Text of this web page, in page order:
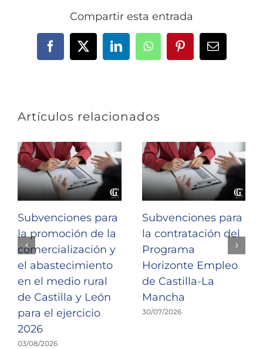
Compartir esta entrada
Facebook
X LinkedInWhatsAppPinterestCorreo
Artículos relacionados
Subvenciones para
la promoción de la
comercialización y
el abastecimiento
en el medio rural
de Castilla y León
para el ejercicio
2026
03/08/2026
Subvenciones para
la contratación del
Programa
Horizonte Empleo
de Castilla-La
Mancha
30/07/2026